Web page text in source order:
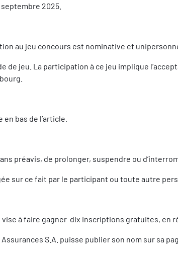
2025.
au jeu concours est nominative et
de jeu. La participation à ce jeu implique
bas de l’article.
préavis, de prolonger, suspendre ou
sur ce fait par le participant ou toute autre
à faire gagner dix inscriptions gratuites, en
S.A. puisse publier son nom sur sa